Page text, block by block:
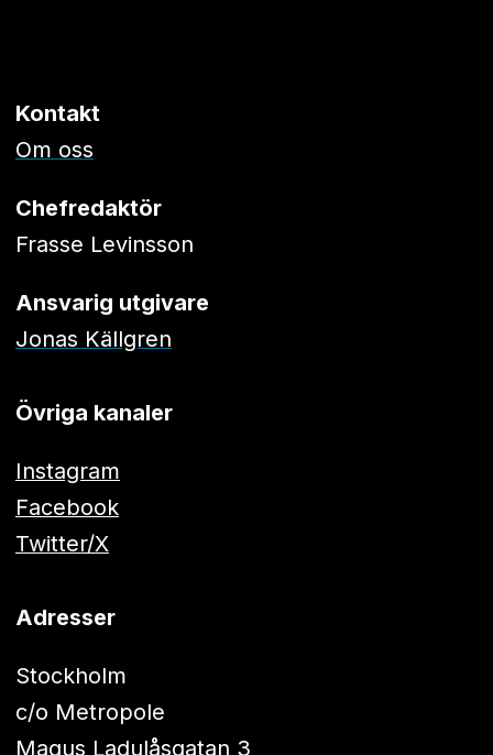
Kontakt
Om oss
Chefredaktör
Frasse Levinsson
Ansvarig utgivare
Jonas Källgren
Övriga kanaler
Instagram
Facebook
Twitter/X
Adresser
Stockholm
c/o Metropole
Magus Ladulåsgatan 3